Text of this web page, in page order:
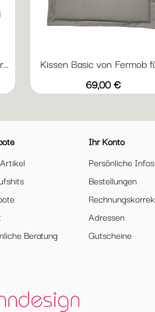
Kissen Basic von Fermob
Preis
69,00 €
 Vorschau
Mandelgrün
Nachtgrau
Beratung
Ihr Konto
Persönliche Infos
Bestellungen
Adressen
Gutscheine